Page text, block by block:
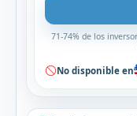
71-74% de los
No disponible en